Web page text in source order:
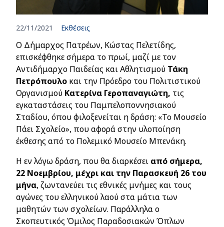
22/11/2021 Εκθέσεις
Ο Δήμαρχος Πατρέων, Κώστας Πελετίδης,
επισκέφθηκε σήμερα το πρωί, μαζί με τον
Αντιδήμαρχο Παιδείας και Αθλητισμού Τάκη
Πετρόπουλο και την Πρόεδρο του Πολιτιστικού
Οργανισμού Κατερίνα Γεροπαναγιώτη, τις
εγκαταστάσεις του Παμπελοποννησιακού
Σταδίου, όπου φιλοξενείται η δράση: «Το Μουσείο
Πάει Σχολείο», που αφορά στην υλοποίηση
έκθεσης από το Πολεμικό Μουσείο Μπενάκη.
Η εν λόγω δράση, που θα διαρκέσει από σήμερα,
22 Νοεμβρίου, μέχρι και την Παρασκευή 26 του
μήνα, ζωντανεύει τις εθνικές μνήμες και τους
αγώνες του ελληνικού λαού στα μάτια των
μαθητών των σχολείων. Παράλληλα ο
Σκοπευτικός Όμιλος Παραδοσιακών Όπλων